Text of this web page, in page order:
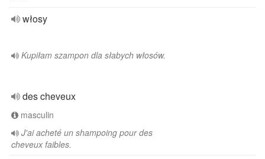
włosy
Kupiłam szampon dla słabych włosów.
des cheveux
masculin
J'ai acheté un shampoing pour des
cheveux faibles.